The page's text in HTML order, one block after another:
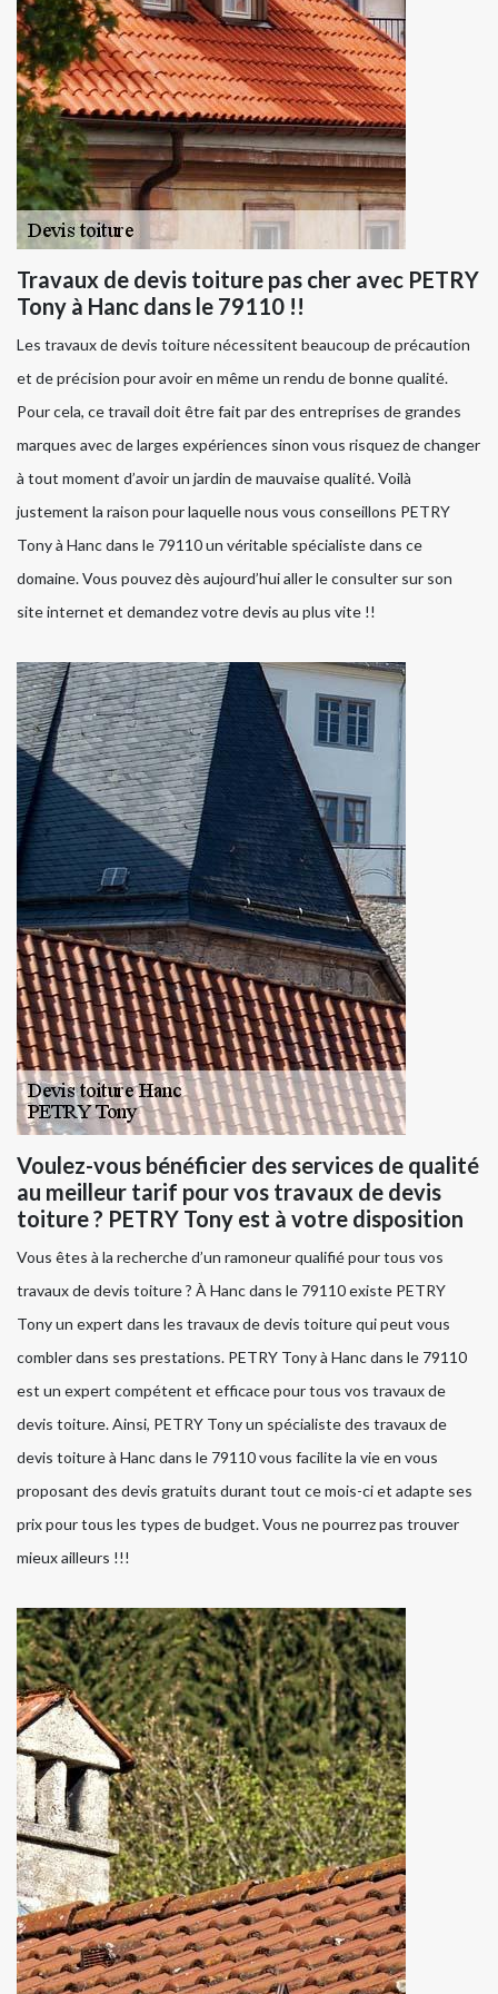
Travaux de devis toiture pas cher avec PETRY
Tony à Hanc dans le 79110 !!
Les travaux de devis toiture nécessitent beaucoup de précaution
et de précision pour avoir en même un rendu de bonne qualité.
Pour cela, ce travail doit être fait par des entreprises de grandes
marques avec de larges expériences sinon vous risquez de changer
à tout moment d’avoir un jardin de mauvaise qualité. Voilà
justement la raison pour laquelle nous vous conseillons PETRY
Tony à Hanc dans le 79110 un véritable spécialiste dans ce
domaine. Vous pouvez dès aujourd’hui aller le consulter sur son
site internet et demandez votre devis au plus vite !!
Voulez-vous bénéficier des services de qualité
au meilleur tarif pour vos travaux de devis
toiture ? PETRY Tony est à votre disposition
Vous êtes à la recherche d’un ramoneur qualifié pour tous vos
travaux de devis toiture ? À Hanc dans le 79110 existe PETRY
Tony un expert dans les travaux de devis toiture qui peut vous
combler dans ses prestations. PETRY Tony à Hanc dans le 79110
est un expert compétent et efficace pour tous vos travaux de
devis toiture. Ainsi, PETRY Tony un spécialiste des travaux de
devis toiture à Hanc dans le 79110 vous facilite la vie en vous
proposant des devis gratuits durant tout ce mois-ci et adapte ses
prix pour tous les types de budget. Vous ne pourrez pas trouver
mieux ailleurs !!!